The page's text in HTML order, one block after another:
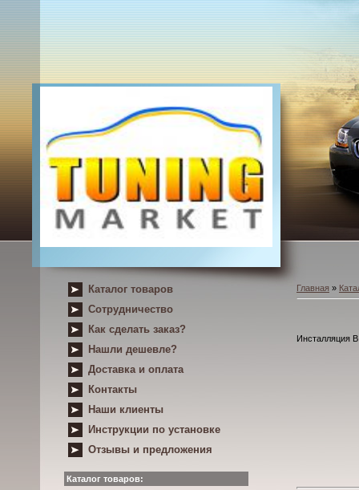
Каталог товаров
Сотрудничество
Как сделать заказ?
Нашли дешевле?
Доставка и оплата
Контакты
Наши клиенты
Инструкции по установке
Отзывы и предложения
Каталог товаров:
Главная »
Инсталляция